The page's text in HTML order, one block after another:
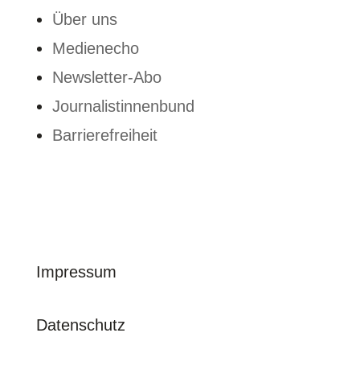
Über uns
Medienecho
Newsletter-Abo
Journalistinnenbund
Barrierefreiheit
Impressum
Datenschutz